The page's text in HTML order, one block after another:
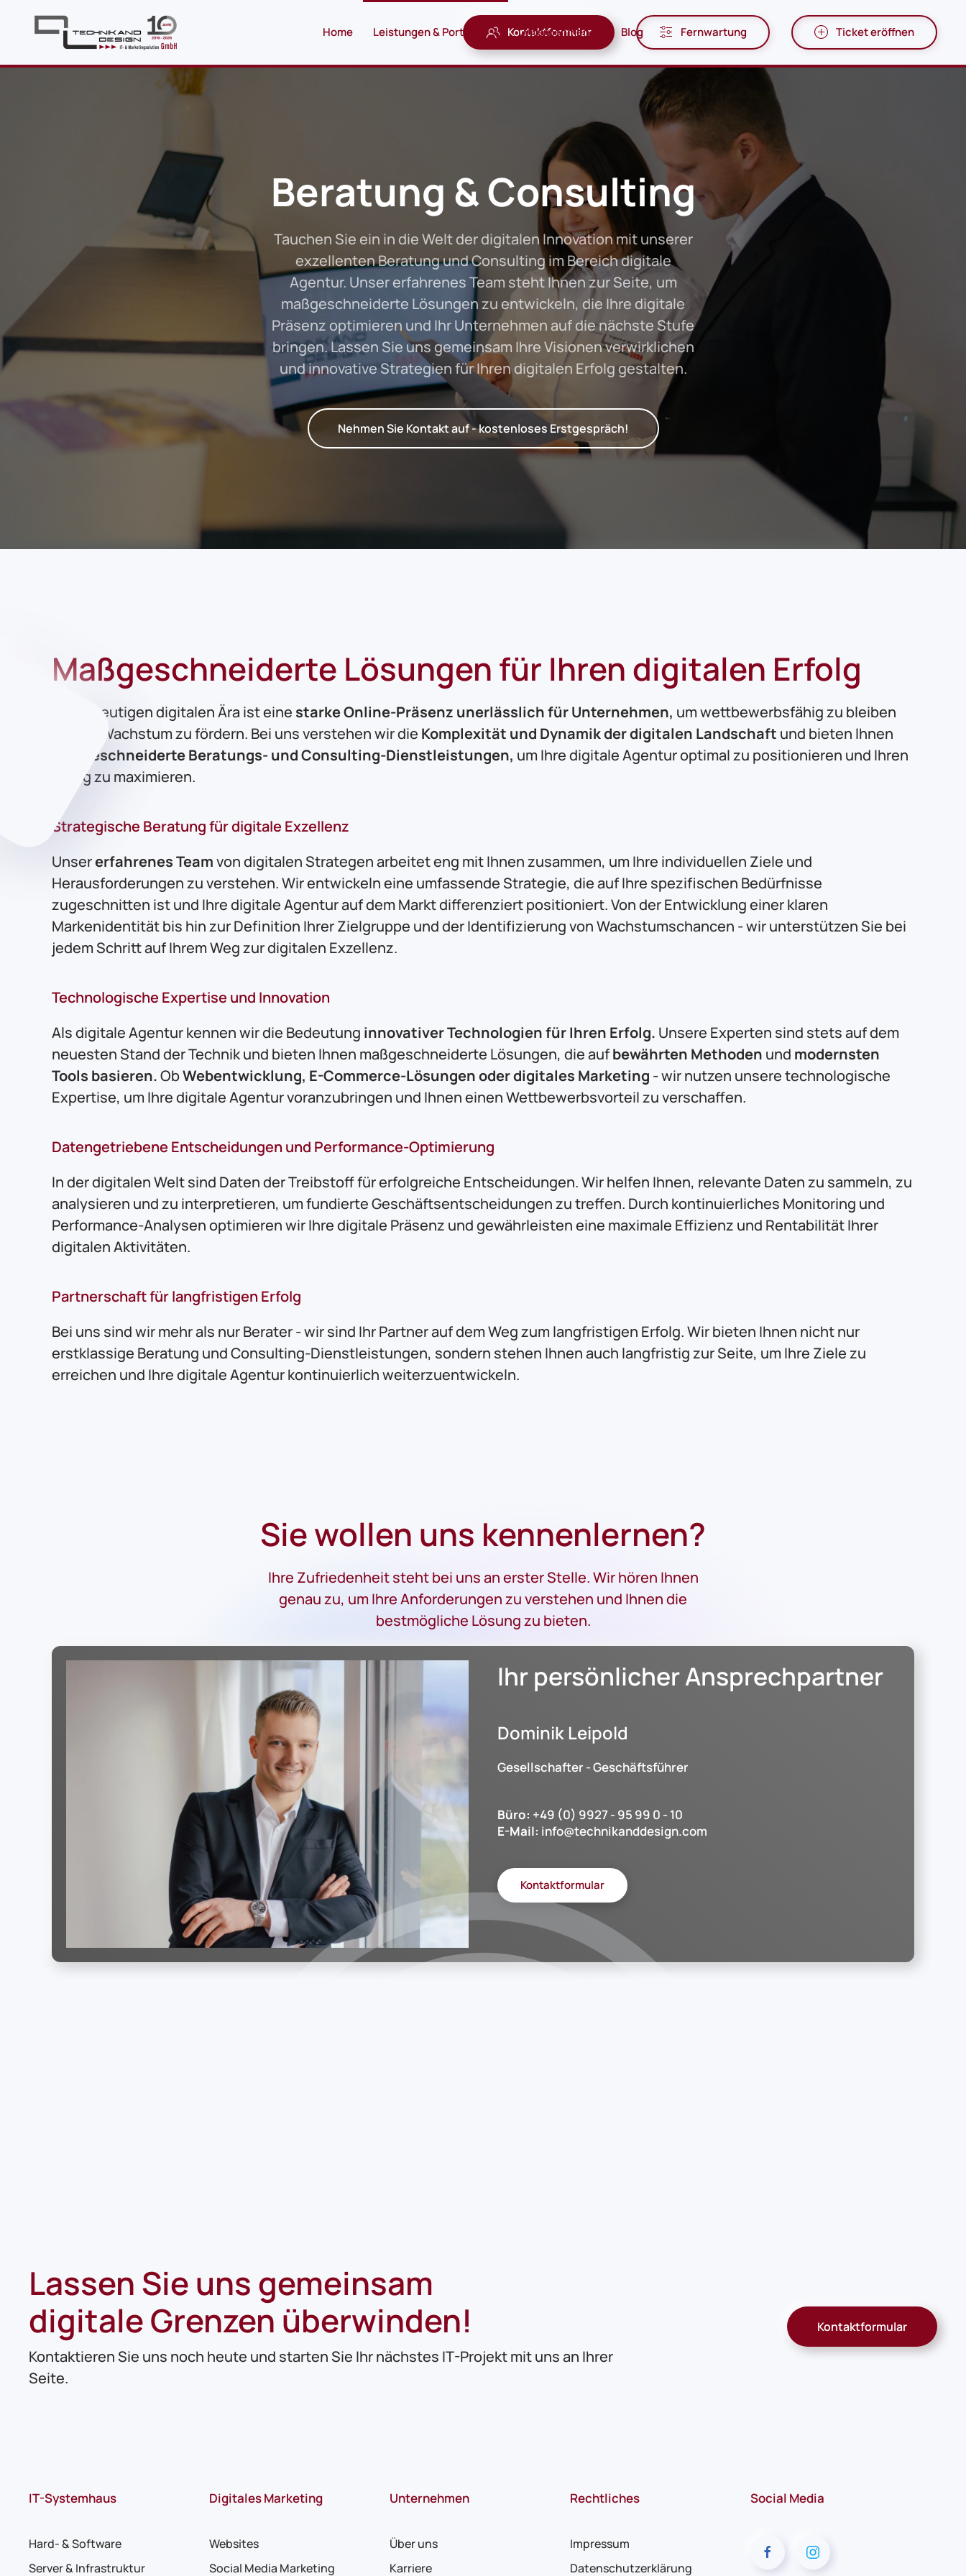
Skip to main content
Home Leistungen & Portfolio Unternehmen Blog
Kontaktformular Fernwartung Ticket eröffnen
Beratung & Consulting
Tauchen Sie ein in die Welt der digitalen Innovation mit unserer
exzellenten Beratung und Consulting im Bereich digitale
Agentur. Unser erfahrenes Team steht Ihnen zur Seite, um
maßgeschneiderte Lösungen zu entwickeln, die Ihre digitale
Präsenz optimieren und Ihr Unternehmen auf die nächste Stufe
bringen. Lassen Sie uns gemeinsam Ihre Visionen verwirklichen
und innovative Strategien für Ihren digitalen Erfolg gestalten.
Nehmen Sie Kontakt auf - kostenloses Erstgespräch!
Maßgeschneiderte Lösungen für Ihren digitalen Erfolg
In der heutigen digitalen Ära ist eine starke Online-Präsenz unerlässlich für Unternehmen, um wettbewerbsfähig zu bleiben
und ihr Wachstum zu fördern. Bei uns verstehen wir die Komplexität und Dynamik der digitalen Landschaft und bieten Ihnen
maßgeschneiderte Beratungs- und Consulting-Dienstleistungen, um Ihre digitale Agentur optimal zu positionieren und Ihren
Erfolg zu maximieren.
Strategische Beratung für digitale Exzellenz
Unsererfahrenes Teamvon digitalen Strategen arbeitet eng mit Ihnen zusammen, um Ihre individuellen Ziele und
Herausforderungen zu verstehen. Wir entwickeln eine umfassende Strategie, die auf Ihre spezifischen Bedürfnisse
zugeschnitten ist und Ihre digitale Agentur auf dem Markt differenziert positioniert. Von der Entwicklung einer klaren
Markenidentität bis hin zur Definition Ihrer Zielgruppe und der Identifizierung von Wachstumschancen - wir unterstützen Sie bei
jedem Schritt auf Ihrem Weg zur digitalen Exzellenz.
Technologische Expertise und Innovation
Als digitale Agentur kennen wir die Bedeutung innovativer Technologien für Ihren Erfolg. Unsere Experten sind stets auf dem
neuesten Stand der Technik und bieten Ihnen maßgeschneiderte Lösungen, die aufbewährten Methoden und modernsten
Tools basieren.ObWebentwicklung, E-Commerce-Lösungen oder digitales Marketing - wir nutzen unsere technologische
Expertise, um Ihre digitale Agentur voranzubringen und Ihnen einen Wettbewerbsvorteil zu verschaffen.
Datengetriebene Entscheidungen und Performance-Optimierung
In der digitalen Welt sind Daten der Treibstoff für erfolgreiche Entscheidungen. Wir helfen Ihnen, relevante Daten zu sammeln, zu
analysieren und zu interpretieren, um fundierte Geschäftsentscheidungen zu treffen. Durch kontinuierliches Monitoring und
Performance-Analysen optimieren wir Ihre digitale Präsenz und gewährleisten eine maximale Effizienz und Rentabilität Ihrer
digitalen Aktivitäten.
Partnerschaft für langfristigen Erfolg
Bei uns sind wir mehr als nur Berater - wir sind Ihr Partner auf dem Weg zum langfristigen Erfolg. Wir bieten Ihnen nicht nur
erstklassige Beratung und Consulting-Dienstleistungen, sondern stehen Ihnen auch langfristig zur Seite, um Ihre Ziele zu
erreichen und Ihre digitale Agentur kontinuierlich weiterzuentwickeln.
Sie wollen uns kennenlernen?
Ihre Zufriedenheit steht bei uns an erster Stelle. Wir hören Ihnen
genau zu, um Ihre Anforderungen zu verstehen und Ihnen die
bestmögliche Lösung zu bieten.
Ihr persönlicher Ansprechpartner
Dominik Leipold
Gesellschafter - Geschäftsführer
Büro: +49 (0) 9927 - 95 99 0 - 10
E-Mail: info@technikanddesign.com
Kontaktformular
Lassen Sie uns gemeinsam
digitale Grenzen überwinden!
Kontaktieren Sie uns noch heute und starten Sie Ihr nächstes IT-Projekt mit uns an Ihrer
Seite.
Kontaktformular
IT-Systemhaus
Hard- & Software
Server & Infrastruktur
Digitales Marketing
Websites
Social Media Marketing
Unternehmen
Über uns
Karriere
Rechtliches
Impressum
Datenschutzerklärung
Social Media